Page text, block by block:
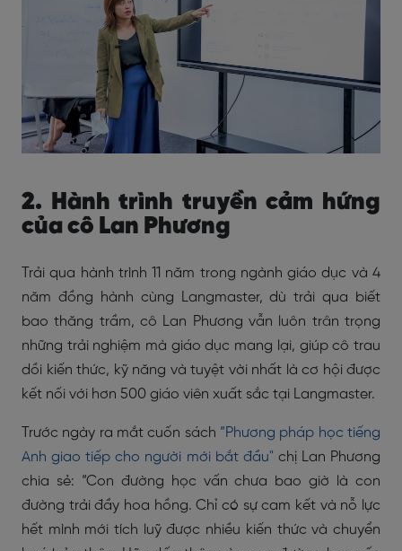
2. Hành trình truyền cảm hứng
của cô Lan Phương
Trải qua hành trình 11 năm trong ngành giáo dục và 4
năm đồng hành cùng Langmaster, dù trải qua biết
bao thăng trầm, cô Lan Phương vẫn luôn trân trọng
những trải nghiệm mà giáo dục mang lại, giúp cô trau
dồi kiến thức, kỹ năng và tuyệt vời nhất là cơ hội được
kết nối với hơn 500 giáo viên xuất sắc tại Langmaster.
Trước ngày ra mắt cuốn sách “Phương pháp học tiếng
Anh giao tiếp cho người mới bắt đầu" chị Lan Phương
chia sẻ: “Con đường học vấn chưa bao giờ là con
đường trải đầy hoa hồng. Chỉ có sự cam kết và nỗ lực
hết mình mới tích luỹ được nhiều kiến thức và chuyển